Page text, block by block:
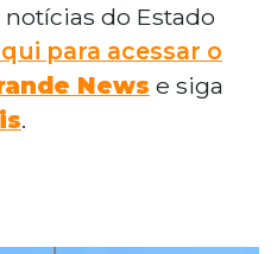
do Estado
para acessar o
News e siga
.